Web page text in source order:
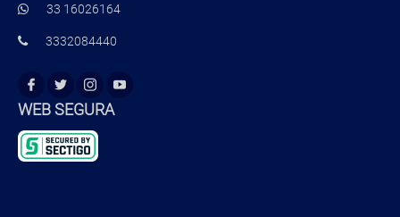
33 16026164
3332084440
WEB SEGURA